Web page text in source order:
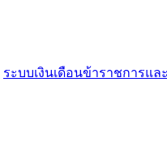
ระบบเงินเดือนข้าราชการแล